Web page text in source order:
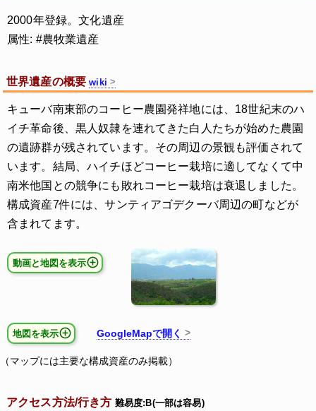
2000年登録。文化遺産
属性: #農牧業遺産
世界遺産の概要wiki
キューバ南東部のコーヒー農園発祥地には、18世紀末のハ
イチ革命後、黒人奴隷を連れてきた白人たちが始めた農園
の遺跡群が残されています。その周辺の景観も評価されて
います。結局、ハイチほどコーヒー栽培に適してなくて中
南米他国との競争にも敗れコーヒー栽培は衰退しました。
構成資産7件には、サンティアゴデクーバ周辺の町などが
含まれてます。
動画と地図を表示
地図を表示 GoogleMapで開く
（マップには主要な構成資産のみ掲載）
アクセス方法/行き方 難易度:B(一部は容易)